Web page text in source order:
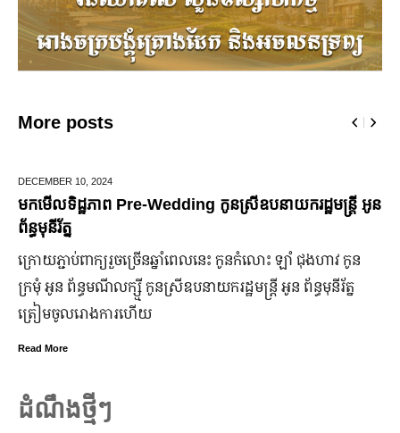
More posts
JUNE 25,2024
មកដឹងប្រាក់ចំណេញសុទ្ធរបស់ក្រុមហ៊ុន Ford ពីឆ្នាំ២០១០ ដល់
ឆ្នាំ២០២៤
ក្រុមហ៊ុន Ford Motor ទទួលប្រាក់ចំណេញសរុបប្រចាំឆ្នាំមានការកើន
ឡើង បើទោះបីវិបត្តិសេដ្ឋកិច្ចពិភពលោកមិនទាន់មានស្ថានភាពល្អ
ប្រសើរ។
Read More
ដំណឹងថ្មីៗ